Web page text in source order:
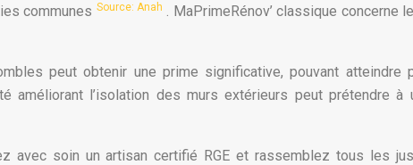
communes Source: Anah . MaPrimeRénov’ classique concerne
peut obtenir une prime significative, pouvant atteindre
améliorant l’isolation des murs extérieurs peut prétendre à
avec soin un artisan certifié RGE et rassemblez tous les